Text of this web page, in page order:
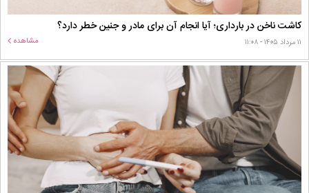
کاشت ناخن در بارداری؛ آیا انجام آن برای مادر و جنین خطر دارد؟
۱۱ مرداد ۱۴۰۵ - ۱۱:۰۸ مشاهده